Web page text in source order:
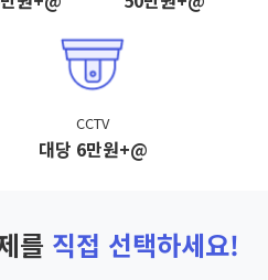
CCTV
대당 6만원+@
를 직접 선택하세요!